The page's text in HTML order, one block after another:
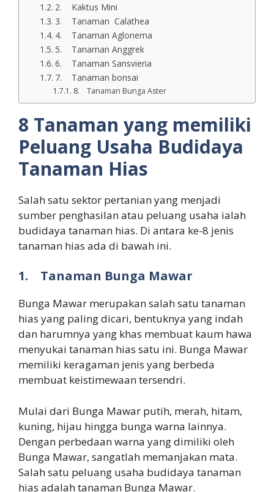
2. Kaktus Mini
3. Tanaman Calathea
4. Tanaman Aglonema
5. Tanaman Anggrek
6. Tanaman Sansvieria
7. Tanaman bonsai
8. Tanaman Bunga Aster
8 Tanaman yang memiliki
Peluang Usaha Budidaya
Tanaman Hias
Salah satu sektor pertanian yang menjadi
sumber penghasilan atau peluang usaha ialah
budidaya tanaman hias. Di antara ke-8 jenis
tanaman hias ada di bawah ini.
1. Tanaman Bunga Mawar
Bunga Mawar merupakan salah satu tanaman
hias yang paling dicari, bentuknya yang indah
dan harumnya yang khas membuat kaum hawa
menyukai tanaman hias satu ini. Bunga Mawar
memiliki keragaman jenis yang berbeda
membuat keistimewaan tersendri.
Mulai dari Bunga Mawar putih, merah, hitam,
kuning, hijau hingga bunga warna lainnya.
Dengan perbedaan warna yang dimiliki oleh
Bunga Mawar, sangatlah memanjakan mata.
Salah satu peluang usaha budidaya tanaman
hias adalah tanaman Bunga Mawar.